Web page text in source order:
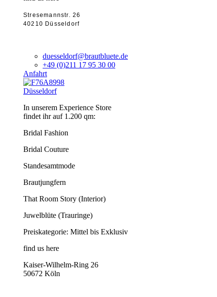
Stresemannstr. 26
40210 Düsseldorf
duesseldorf@brautbluete.de
+49 (0)211 17 95 30 00
Anfahrt
Düsseldorf
In unserem Experience Store
findet ihr auf 1.200 qm:
Bridal Fashion
Bridal Couture
Standesamtmode
Brautjungfern
That Room Story (Interior)
Juwelblüte (Trauringe)
Preiskategorie: Mittel bis Exklusiv
find us here
Kaiser-Wilhelm-Ring 26
50672 Köln